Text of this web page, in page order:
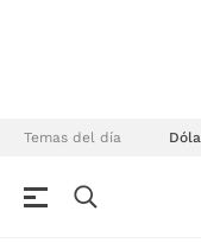
Temas del día